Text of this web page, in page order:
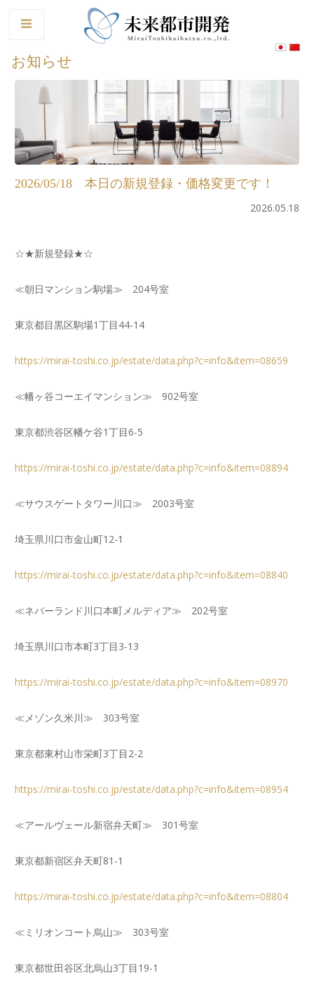
お知らせ
2026/05/18 本日の新規登録・価格変更です！
2026.05.18
☆★新規登録★☆
≪朝日マンション駒場≫ 204号室
東京都目黒区駒場1丁目44-14
https://mirai-toshi.co.jp/estate/data.php?c=info&item=08659
≪幡ヶ谷コーエイマンション≫ 902号室
東京都渋谷区幡ケ谷1丁目6-5
https://mirai-toshi.co.jp/estate/data.php?c=info&item=08894
≪サウスゲートタワー川口≫ 2003号室
埼玉県川口市金山町12-1
https://mirai-toshi.co.jp/estate/data.php?c=info&item=08840
≪ネバーランド川口本町メルディア≫ 202号室
埼玉県川口市本町3丁目3-13
https://mirai-toshi.co.jp/estate/data.php?c=info&item=08970
≪メゾン久米川≫ 303号室
東京都東村山市栄町3丁目2-2
https://mirai-toshi.co.jp/estate/data.php?c=info&item=08954
≪アールヴェール新宿弁天町≫ 301号室
東京都新宿区弁天町81-1
https://mirai-toshi.co.jp/estate/data.php?c=info&item=08804
≪ミリオンコート烏山≫ 303号室
東京都世田谷区北烏山3丁目19-1